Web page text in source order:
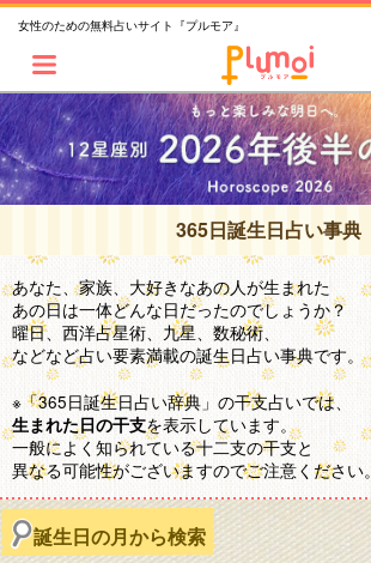
女性のための無料占いサイト『プルモア』
365日誕生日占い事典
あなた、家族、大好きなあの人が生まれた
あの日は一体どんな日だったのでしょうか？
曜日、西洋占星術、九星、数秘術、
などなど占い要素満載の誕生日占い事典です。
※「365日誕生日占い辞典」の干支占いでは、
生まれた日の干支を表示しています。
一般によく知られている十二支の干支と
異なる可能性がございますのでご注意ください。
誕生日の月から検索